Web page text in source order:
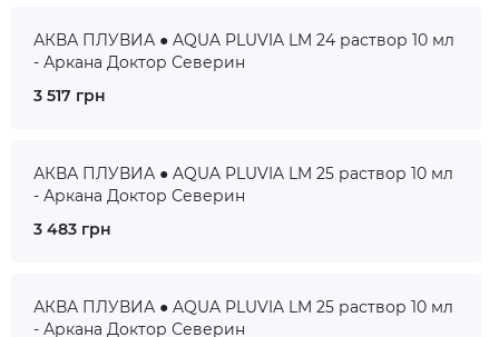
АКВА ПЛУВИА ● AQUA PLUVIA LM 24 раствор 10 мл
- Аркана Доктор Северин
3 517 грн
АКВА ПЛУВИА ● AQUA PLUVIA LM 25 раствор 10 мл
- Аркана Доктор Северин
3 483 грн
АКВА ПЛУВИА ● AQUA PLUVIA LM 25 раствор 10 мл
- Аркана Доктор Северин